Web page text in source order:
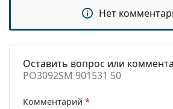
Использование:
Мода
Доступен рецепт:
Нет
Нет
Оставить вопрос или
PO3092SM 901531 50
Комментарий *